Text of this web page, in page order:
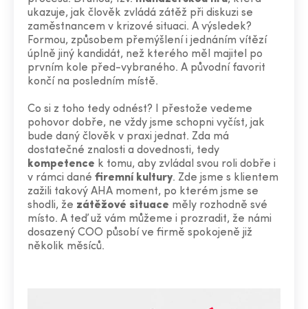
ukazuje, jak člověk zvládá zátěž při diskuzi se
zaměstnancem v krizové situaci. A výsledek?
Formou, způsobem přemýšlení i jednáním vítězí
úplně jiný kandidát, než kterého měl majitel po
prvním kole před-vybraného. A původní favorit
končí na posledním místě.
Co si z toho tedy odnést? I přestože vedeme
pohovor dobře, ne vždy jsme schopni vyčíst, jak
bude daný člověk v praxi jednat. Zda má
dostatečné znalosti a dovednosti, tedy
kompetence k tomu, aby zvládal svou roli dobře i
v rámci dané firemní kultury. Zde jsme s klientem
zažili takový AHA moment, po kterém jsme se
shodli, že zátěžové situace měly rozhodně své
místo. A teď už vám můžeme i prozradit, že námi
dosazený COO působí ve firmě spokojeně již
několik měsíců.